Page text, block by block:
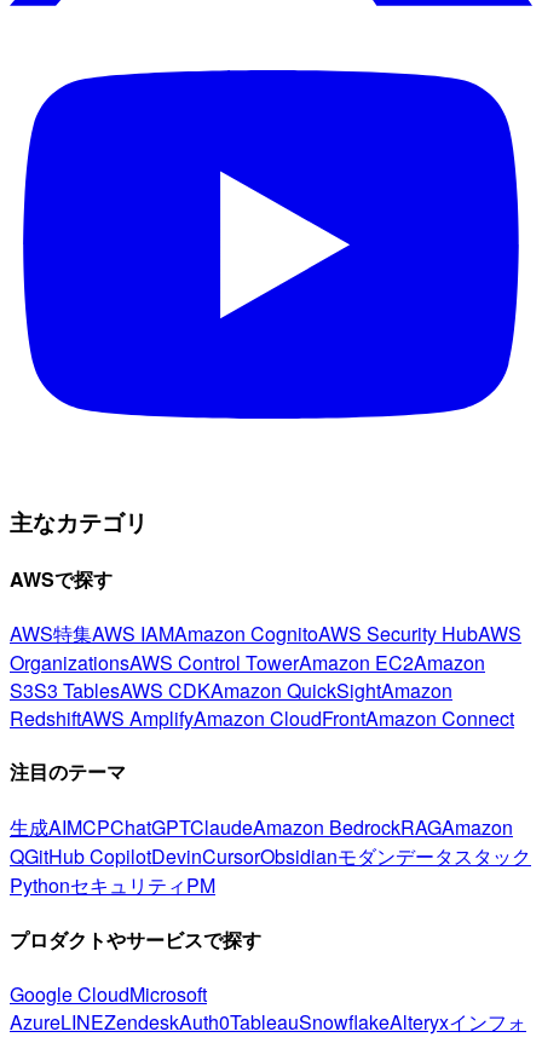
主なカテゴリ
AWSで探す
AWS特集AWS IAMAmazon CognitoAWS Security HubAWS
OrganizationsAWS Control TowerAmazon EC2Amazon
S3S3 TablesAWS CDKAmazon QuickSightAmazon
RedshiftAWS AmplifyAmazon CloudFrontAmazon Connect
注目のテーマ
生成AIMCPChatGPTClaudeAmazon BedrockRAGAmazon
QGitHub CopilotDevinCursorObsidianモダンデータスタック
PythonセキュリティPM
プロダクトやサービスで探す
Google CloudMicrosoft
AzureLINEZendeskAuth0TableauSnowflakeAlteryxインフォ